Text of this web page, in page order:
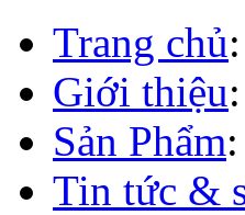
Trang chủ:
Giới thiệu:
Sản Phẩm:
Tin tức &